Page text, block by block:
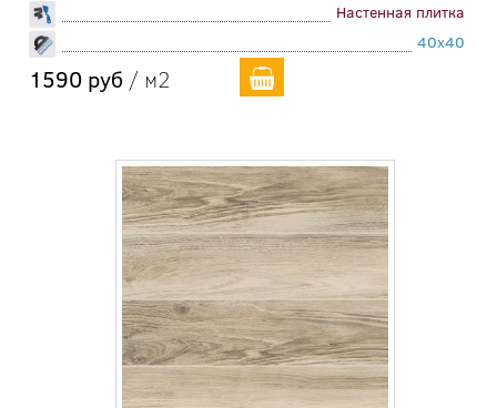
Настенная плитка
40x40
1590 руб / м2